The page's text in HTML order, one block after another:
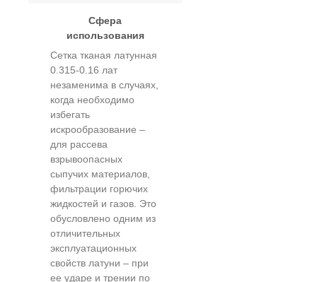
Сфера
использования
Сетка тканая латунная
0.315-0.16 лат
незаменима в случаях,
когда необходимо
избегать
искрообразование –
для рассева
взрывоопасных
сыпучих материалов,
фильтрации горючих
жидкостей и газов. Это
обусловлено одним из
отличительных
эксплуатационных
свойств латуни – при
ее ударе и трении по